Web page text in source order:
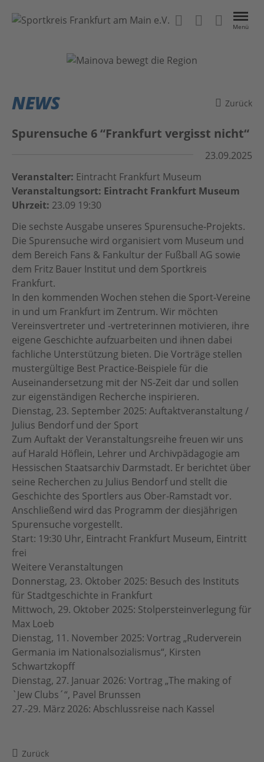
Menü
VEREINE
Das Projekt
Anleitung
#BeActive FrankfurtRheinMain
MainSport APP
Botschafter:innen
Team
Partner
Partnersportkreise
AGB
Downloads
Kontakt
Home
Datenschutz
Impressum
Für Vereine
Zurück
NEWS
Spurensuche 6 “Frankfurt vergisst nicht“
23.09.2025
Veranstalter: Eintracht Frankfurt Museum
Veranstaltungsort: Eintracht Frankfurt Museum
Uhrzeit: 23.09 19:30
Die sechste Ausgabe unseres Spurensuche-Projekts.
Die Spurensuche wird organisiert vom Museum und
dem Bereich Fans & Fankultur der Fußball AG sowie
dem Fritz Bauer Institut und dem Sportkreis
Frankfurt.
In den kommenden Wochen stehen die Sport-Vereine
in und um Frankfurt im Zentrum. Wir möchten
Vereinsvertreter und -vertreterinnen motivieren, ihre
eigene Geschichte aufzuarbeiten und ihnen dabei
fachliche Unterstützung bieten. Die Vorträge stellen
mustergültige Best Practice-Beispiele für die
Auseinandersetzung mit der NS-Zeit dar und sollen
zur eigenständigen Recherche inspirieren.
Dienstag, 23. September 2025: Auftaktveranstaltung /
Julius Bendorf und der Sport
Zum Auftakt der Veranstaltungsreihe freuen wir uns
auf Harald Höflein, Lehrer und Archivpädagogie am
Hessischen Staatsarchiv Darmstadt. Er berichtet über
seine Recherchen zu Julius Bendorf und stellt die
Geschichte des Sportlers aus Ober-Ramstadt vor.
Anschließend wird das Programm der diesjährigen
Spurensuche vorgestellt.
Start: 19:30 Uhr, Eintracht Frankfurt Museum, Eintritt
frei
Weitere Veranstaltungen
Donnerstag, 23. Oktober 2025: Besuch des Instituts
für Stadtgeschichte in Frankfurt
Mittwoch, 29. Oktober 2025: Stolpersteinverlegung für
Max Loeb
Dienstag, 11. November 2025: Vortrag „Ruderverein
Germania im Nationalsozialismus“, Kirsten
Schwartzkopff
Dienstag, 27. Januar 2026: Vortrag „The making of
`Jew Clubs´“, Pavel Brunssen
27.-29. März 2026: Abschlussreise nach Kassel
Zurück